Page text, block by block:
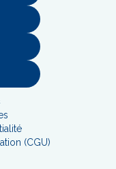
(CGU)